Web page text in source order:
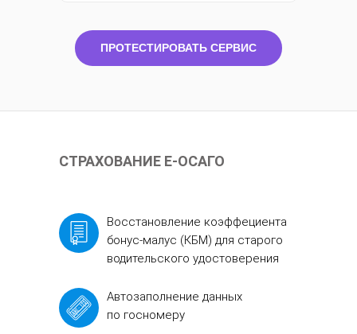
ПРОТЕСТИРОВАТЬ СЕРВИС
СТРАХОВАНИЕ Е-ОСАГО
Восстановление коэффециента
бонус-малус (КБМ) для старого
водительского удостоверения
Автозаполнение данных
по госномеру